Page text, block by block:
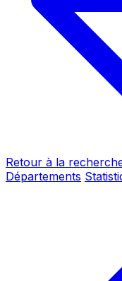
Retour à la
Départements